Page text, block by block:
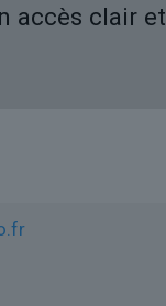
accès clair